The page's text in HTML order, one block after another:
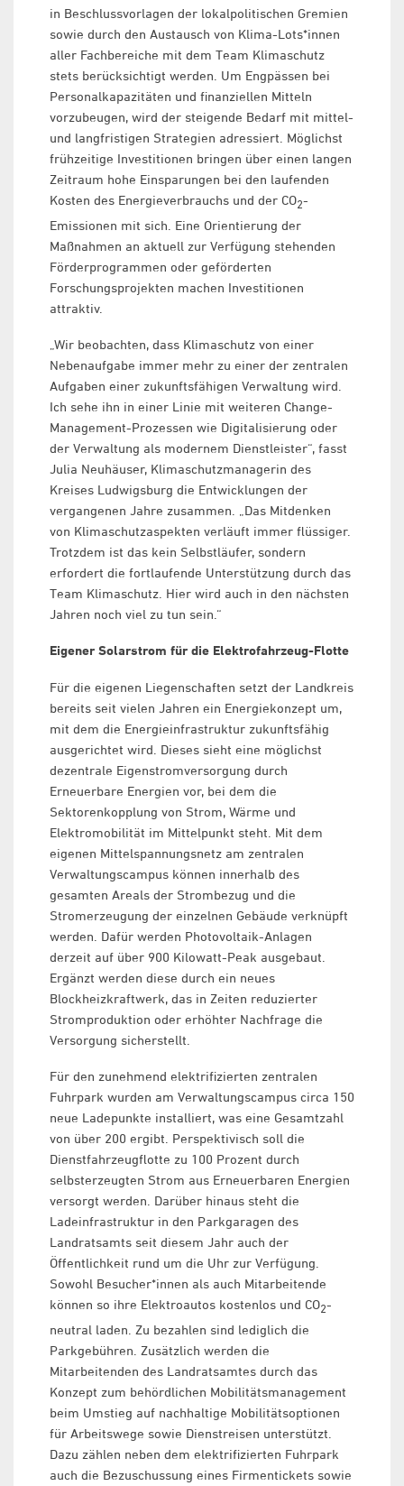
in Beschlussvorlagen der lokalpolitischen Gremien
sowie durch den Austausch von Klima-Lots*innen
aller Fachbereiche mit dem Team Klimaschutz
stets berücksichtigt werden. Um Engpässen bei
Personalkapazitäten und finanziellen Mitteln
vorzubeugen, wird der steigende Bedarf mit mittel-
und langfristigen Strategien adressiert. Möglichst
frühzeitige Investitionen bringen über einen langen
Zeitraum hohe Einsparungen bei den laufenden
Kosten des Energieverbrauchs und der CO2-
Emissionen mit sich. Eine Orientierung der
Maßnahmen an aktuell zur Verfügung stehenden
Förderprogrammen oder geförderten
Forschungsprojekten machen Investitionen
attraktiv.
„Wir beobachten, dass Klimaschutz von einer
Nebenaufgabe immer mehr zu einer der zentralen
Aufgaben einer zukunftsfähigen Verwaltung wird.
Ich sehe ihn in einer Linie mit weiteren Change-
Management-Prozessen wie Digitalisierung oder
der Verwaltung als modernem Dienstleister“, fasst
Julia Neuhäuser, Klimaschutzmanagerin des
Kreises Ludwigsburg die Entwicklungen der
vergangenen Jahre zusammen. „Das Mitdenken
von Klimaschutzaspekten verläuft immer flüssiger.
Trotzdem ist das kein Selbstläufer, sondern
erfordert die fortlaufende Unterstützung durch das
Team Klimaschutz. Hier wird auch in den nächsten
Jahren noch viel zu tun sein.“
Eigener Solarstrom für die Elektrofahrzeug-Flotte
Für die eigenen Liegenschaften setzt der Landkreis
bereits seit vielen Jahren ein Energiekonzept um,
mit dem die Energieinfrastruktur zukunftsfähig
ausgerichtet wird. Dieses sieht eine möglichst
dezentrale Eigenstromversorgung durch
Erneuerbare Energien vor, bei dem die
Sektorenkopplung von Strom, Wärme und
Elektromobilität im Mittelpunkt steht. Mit dem
eigenen Mittelspannungsnetz am zentralen
Verwaltungscampus können innerhalb des
gesamten Areals der Strombezug und die
Stromerzeugung der einzelnen Gebäude verknüpft
werden. Dafür werden Photovoltaik-Anlagen
derzeit auf über 900 Kilowatt-Peak ausgebaut.
Ergänzt werden diese durch ein neues
Blockheizkraftwerk, das in Zeiten reduzierter
Stromproduktion oder erhöhter Nachfrage die
Versorgung sicherstellt.
Für den zunehmend elektrifizierten zentralen
Fuhrpark wurden am Verwaltungscampus circa 150
neue Ladepunkte installiert, was eine Gesamtzahl
von über 200 ergibt. Perspektivisch soll die
Dienstfahrzeugflotte zu 100 Prozent durch
selbsterzeugten Strom aus Erneuerbaren Energien
versorgt werden. Darüber hinaus steht die
Ladeinfrastruktur in den Parkgaragen des
Landratsamts seit diesem Jahr auch der
Öffentlichkeit rund um die Uhr zur Verfügung.
Sowohl Besucher*innen als auch Mitarbeitende
können so ihre Elektroautos kostenlos und CO2-
neutral laden. Zu bezahlen sind lediglich die
Parkgebühren. Zusätzlich werden die
Mitarbeitenden des Landratsamtes durch das
Konzept zum behördlichen Mobilitätsmanagement
beim Umstieg auf nachhaltige Mobilitätsoptionen
für Arbeitswege sowie Dienstreisen unterstützt.
Dazu zählen neben dem elektrifizierten Fuhrpark
auch die Bezuschussung eines Firmentickets sowie